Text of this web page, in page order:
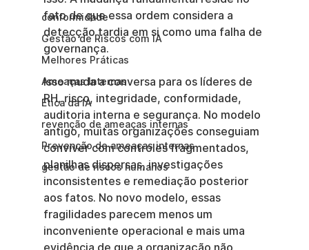
conformidade
Gestão de Riscos com IA
Melhores Práticas
Ameaças Internas
Ética da IA
revenção de ameaças internas
Prevenção de ameaças internas
gestão de riscos humanos
fato de que essa ordem considera a
detecção tardia em si como uma falha de
governança.
Isso muda a conversa para os líderes de
RH, risco, integridade, conformidade,
auditoria interna e segurança. No modelo
antigo, muitas organizações conseguiam
conviver com controles fragmentados,
planilhas dispersas, investigações
inconsistentes e remediação posterior
aos fatos. No novo modelo, essas
fragilidades parecem menos um
inconveniente operacional e mais uma